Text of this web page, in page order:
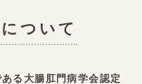
について
る大腸肛門病学会認定